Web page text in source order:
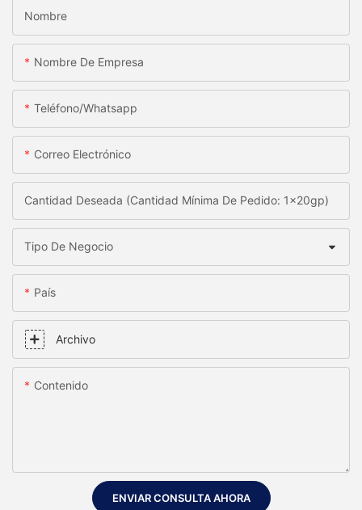
Nombre
Nombre De Empresa
Teléfono/whatsapp
Correo Electrónico
Cantidad Deseada (Cantidad Mínima De Pedido: 1x20gp)
Tipo De Negocio
País
Archivo
Contenido
ENVIAR CONSULTA AHORA